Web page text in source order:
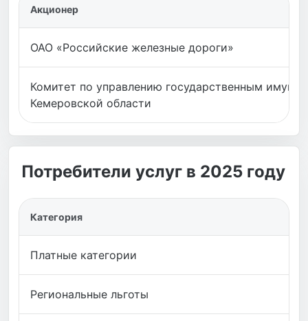
Акционер
ОАО «Российские железные дороги»
Комитет по управлению государственным
Кемеровской области
Потребители услуг в 2025 году
Категория
Платные категории
Региональные льготы